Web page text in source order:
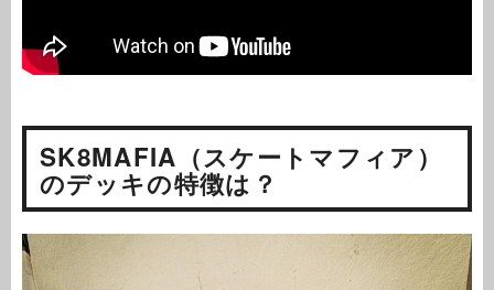
SK8MAFIA（スケートマフィア）
のデッキの特徴は？